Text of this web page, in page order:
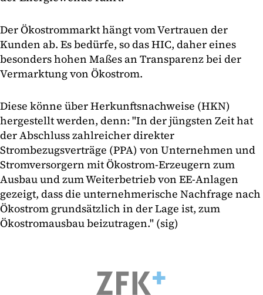
Der Ökostrommarkt hängt vom Vertrauen der
Kunden ab. Es bedürfe, so das HIC, daher eines
besonders hohen Maßes an Transparenz bei der
Vermarktung von Ökostrom.
Diese könne über Herkunftsnachweise (HKN)
hergestellt werden, denn: "In der jüngsten Zeit hat
der Abschluss zahlreicher direkter
Strombezugsverträge (PPA) von Unternehmen und
Stromversorgern mit Ökostrom-Erzeugern zum
Ausbau und zum Weiterbetrieb von EE-Anlagen
gezeigt, dass die unternehmerische Nachfrage nach
Ökostrom grundsätzlich in der Lage ist, zum
Ökostromausbau beizutragen." (sig)